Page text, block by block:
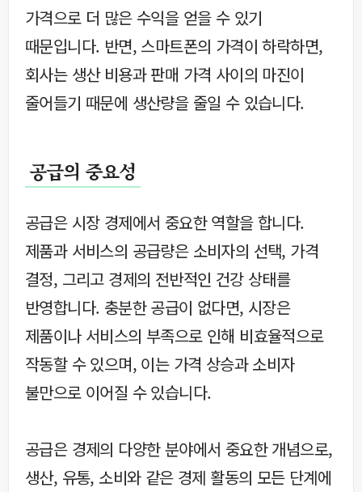
가격으로 더 많은 수익을 얻을 수 있기
때문입니다. 반면, 스마트폰의 가격이 하락하면,
회사는 생산 비용과 판매 가격 사이의 마진이
줄어들기 때문에 생산량을 줄일 수 있습니다.
공급의 중요성
공급은 시장 경제에서 중요한 역할을 합니다.
제품과 서비스의 공급량은 소비자의 선택, 가격
결정, 그리고 경제의 전반적인 건강 상태를
반영합니다. 충분한 공급이 없다면, 시장은
제품이나 서비스의 부족으로 인해 비효율적으로
작동할 수 있으며, 이는 가격 상승과 소비자
불만으로 이어질 수 있습니다.
공급은 경제의 다양한 분야에서 중요한 개념으로,
생산, 유통, 소비와 같은 경제 활동의 모든 단계에